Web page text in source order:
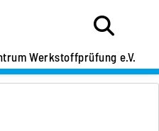
Werkstoffprüfung e.V.